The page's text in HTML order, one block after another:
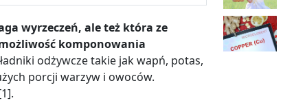
wyrzeczeń, ale też która ze
komponowania
odżywcze takie jak wapń, potas,
porcji warzyw i owoców.
.